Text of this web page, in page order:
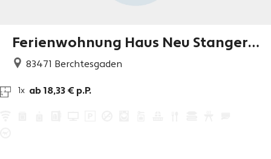
Ferienwohnung Haus Neu Stanger
mühle
83471 Berchtesgaden
1x ab 18,33 € p.P.